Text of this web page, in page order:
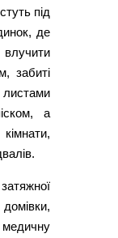
під
де
забиті
а
медичну